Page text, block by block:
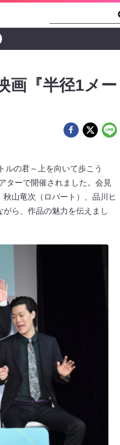
画『半径1メー
ルの君～上を向いて歩こう
ターで開催されました。会見
山竜次（ロバート）、品川ヒ
ら、作品の魅力を伝えまし